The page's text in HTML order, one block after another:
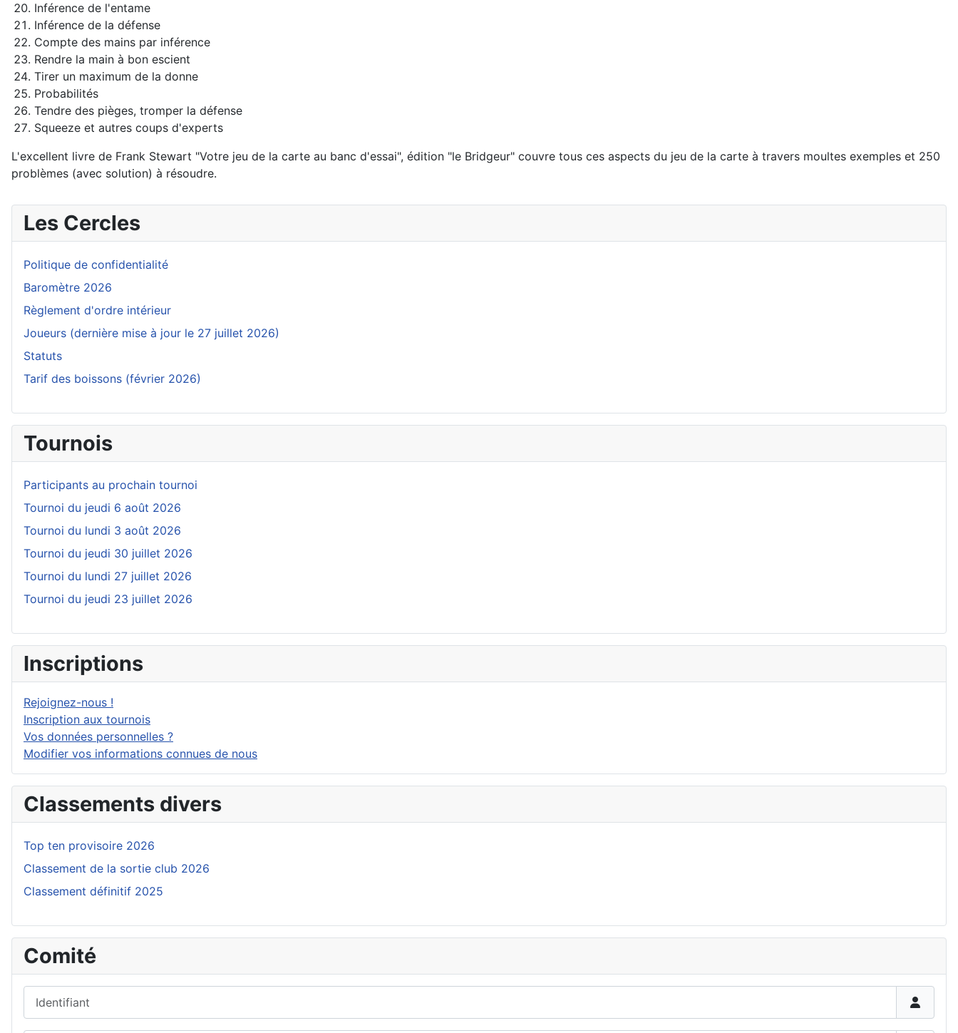
Inférence de l'entame
Inférence de la défense
Compte des mains par inférence
Rendre la main à bon escient
Tirer un maximum de la donne
Probabilités
Tendre des pièges, tromper la défense
Squeeze et autres coups d'experts
L'excellent livre de Frank Stewart "Votre jeu de la carte au banc d'essai", édition "le Bridgeur" couvre tous ces aspects du jeu de la carte à travers moultes exemples et 250
problèmes (avec solution) à résoudre.
Les Cercles
Politique de confidentialité
Baromètre 2026
Règlement d'ordre intérieur
Joueurs (dernière mise à jour le 27 juillet 2026)
Statuts
Tarif des boissons (février 2026)
Tournois
Participants au prochain tournoi
Tournoi du jeudi 6 août 2026
Tournoi du lundi 3 août 2026
Tournoi du jeudi 30 juillet 2026
Tournoi du lundi 27 juillet 2026
Tournoi du jeudi 23 juillet 2026
Inscriptions
Rejoignez-nous !
Inscription aux tournois
Vos données personnelles ?
Modifier vos informations connues de nous
Classements divers
Top ten provisoire 2026
Classement de la sortie club 2026
Classement définitif 2025
Comité